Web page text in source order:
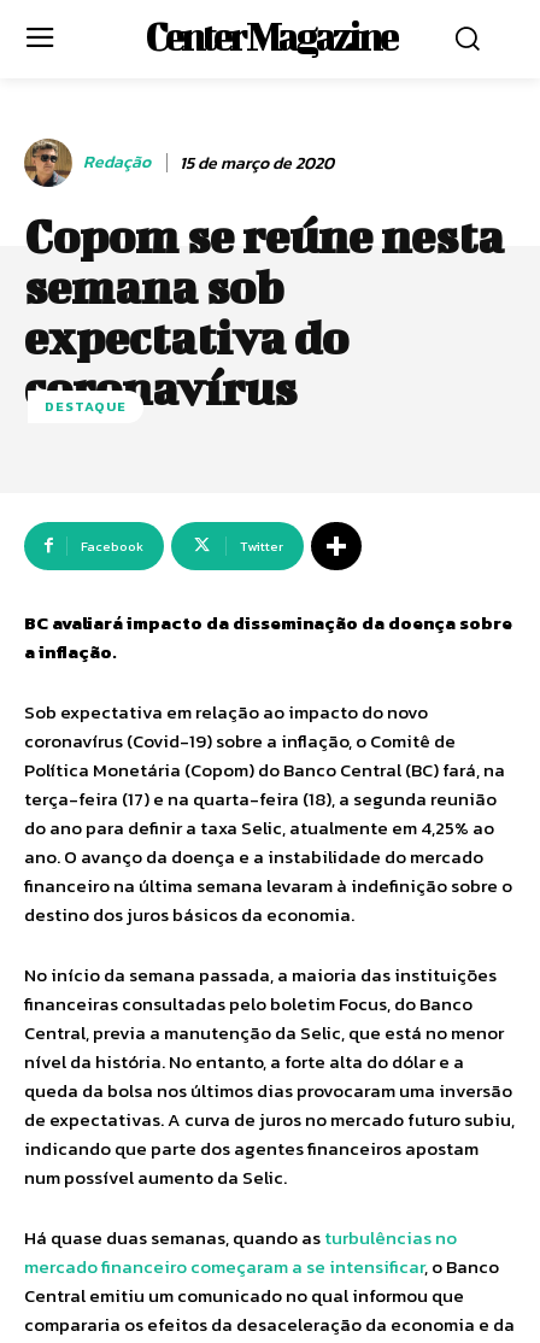
Center Magazine
Redação 15 de março de 2020
Copom se reúne nesta
semana sob
expectativa do
coronavírus
DESTAQUE
Facebook Twitter
BC avaliará impacto da disseminação da doença sobre
a inflação.
Sob expectativa em relação ao impacto do novo
coronavírus (Covid-19) sobre a inflação, o Comitê de
Política Monetária (Copom) do Banco Central (BC) fará, na
terça-feira (17) e na quarta-feira (18), a segunda reunião
do ano para definir a taxa Selic, atualmente em 4,25% ao
ano. O avanço da doença e a instabilidade do mercado
financeiro na última semana levaram à indefinição sobre o
destino dos juros básicos da economia.
No início da semana passada, a maioria das instituições
financeiras consultadas pelo boletim Focus, do Banco
Central, previa a manutenção da Selic, que está no menor
nível da história. No entanto, a forte alta do dólar e a
queda da bolsa nos últimos dias provocaram uma inversão
de expectativas. A curva de juros no mercado futuro subiu,
indicando que parte dos agentes financeiros apostam
num possível aumento da Selic.
Há quase duas semanas, quando asturbulências no
mercado financeiro começaram a se intensificar, o Banco
Central emitiu um comunicado no qual informou que
compararia os efeitos da desaceleração da economia e da